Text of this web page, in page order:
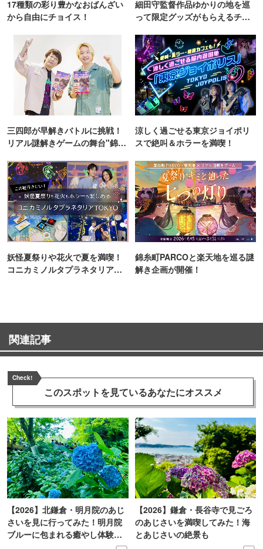
17種類の彩り豊かなおばんざい
から自由にチョイス！
細田守監督作品ゆかりの地を巡
って限定グッズがもらえるチャ
三四郎が早解きバトルに挑戦！
リアル謎解きゲームの舞台"錦糸
涼しく過ごせる東京ジョイポリ
スで絶叫＆ホラーを満喫！
妖怪夏祭りや花火で夏を満喫！
コニカミノルタプラネタリア
錦糸町PARCOと楽天地を巡る謎
解き企画が開催！
関連記事
Check!
このスポットを見ているあなたにオススメ
【2026】北鎌倉・明月院のあじ
さいを見に行ってみた！明月院
ブルーに包まれる癒やし体験レ
【2026】鎌倉・長谷寺で見ごろ
のあじさいを満喫してみた！海
とあじさいの絶景も